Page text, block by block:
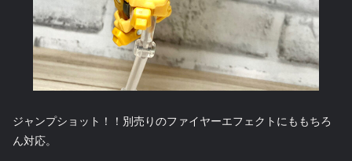
ジャンプショット！！別売りのファイヤーエフェクトにももちろ
ん対応。